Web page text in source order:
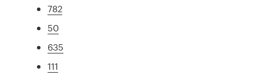
782
50
635
111